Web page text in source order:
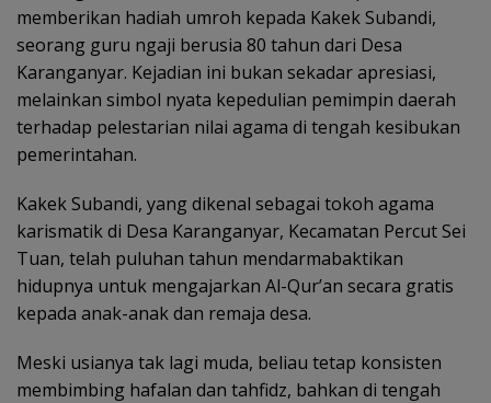
memberikan hadiah umroh kepada Kakek Subandi,
seorang guru ngaji berusia 80 tahun dari Desa
Karanganyar. Kejadian ini bukan sekadar apresiasi,
melainkan simbol nyata kepedulian pemimpin daerah
terhadap pelestarian nilai agama di tengah kesibukan
pemerintahan.
Kakek Subandi, yang dikenal sebagai tokoh agama
karismatik di Desa Karanganyar, Kecamatan Percut Sei
Tuan, telah puluhan tahun mendarmabaktikan
hidupnya untuk mengajarkan Al-Qur’an secara gratis
kepada anak-anak dan remaja desa.
Meski usianya tak lagi muda, beliau tetap konsisten
membimbing hafalan dan tahfidz, bahkan di tengah